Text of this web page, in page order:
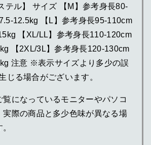
テル】 サイズ 【M】参考身長80-
12.5kg 【L】参考身長95-110cm
【XL/LL】参考身長110-120cm
【2XL/3L】参考身長120-130cm
注意 ※表示サイズより多少の誤
じる場合がございます。
になっているモニターやパソコ
実際の商品と多少色味が異なる場